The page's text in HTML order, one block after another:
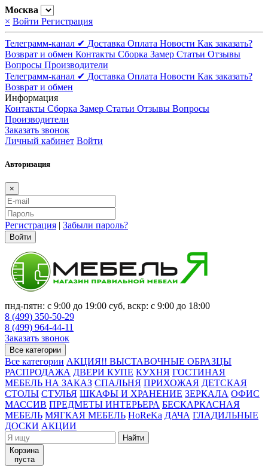
Москва
× Войти Регистрация
Телеграмм-канал ✔ Доставка Оплата Новости Как заказать?
Возврат и обмен Контакты Сборка Замер Статьи Отзывы
Вопросы Производители
Телеграмм-канал ✔ Доставка Оплата Новости Как заказать?
Возврат и обмен
Информация
Контакты Сборка Замер Статьи Отзывы Вопросы
Производители
Заказать звонок
Личный кабинет Войти
Авторизация
×
Регистрация | Забыли пароль?
Войти
пнд-пятн: с 9:00 до 19:00 суб, вскр: с 9:00 до 18:00
8 (499) 350-50-29
8 (499) 964-44-11
Заказать звонок
Все категории
Все категории АКЦИЯ!! ВЫСТАВОЧНЫЕ ОБРАЗЦЫ
РАСПРОДАЖА ДВЕРИ КУПЕ КУХНЯ ГОСТИНАЯ
МЕБЕЛЬ НА ЗАКАЗ СПАЛЬНЯ ПРИХОЖАЯ ДЕТСКАЯ
СТОЛЫ СТУЛЬЯ ШКАФЫ И ХРАНЕНИЕ ЗЕРКАЛА ОФИС
МАССИВ ПРЕДМЕТЫ ИНТЕРЬЕРА БЕСКАРКАСНАЯ
МЕБЕЛЬ МЯГКАЯ МЕБЕЛЬ HoReKa ДАЧА ГЛАДИЛЬНЫЕ
ДОСКИ АКЦИИ
Найти
Корзина
пуста